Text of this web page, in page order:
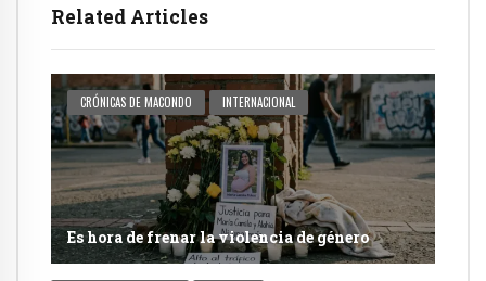
Related Articles
CRÓNICAS DE MACONDO INTERNACIONAL
Es hora de frenar la violencia de género